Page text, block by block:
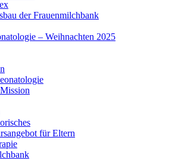
der Frauenmilchbank
– Weihnachten 2025
für Eltern